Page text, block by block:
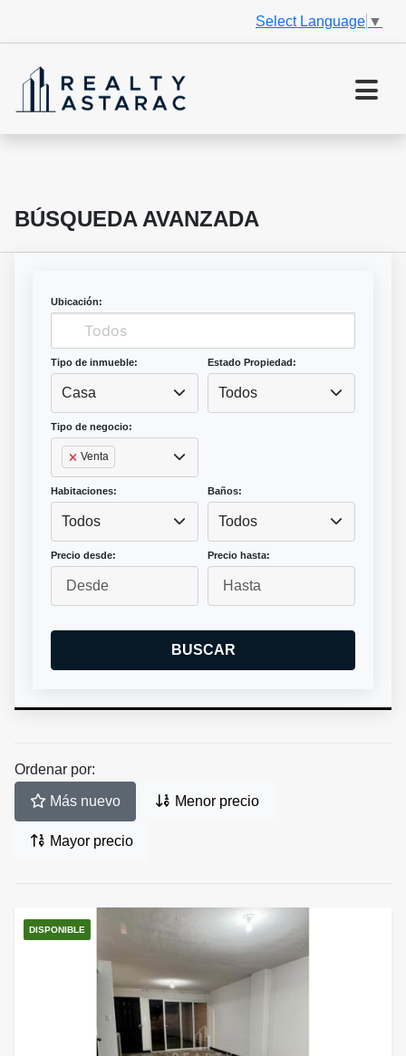
Select Language ▼
BÚSQUEDA AVANZADA
Ubicación:
Tipo de inmueble:
Casa
Estado Propiedad:
Todos
Tipo de negocio:
Venta
Habitaciones:
Todos
Baños:
Todos
Precio desde: Precio hasta:
BUSCAR
Ordenar por:
Más nuevo Menor precio
Mayor precio
DISPONIBLE